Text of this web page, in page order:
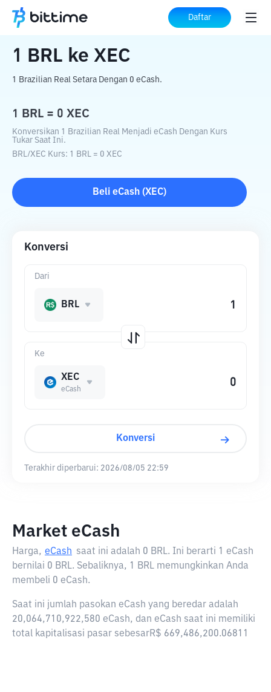
Daftar
Beranda Konverter Kripto ke XEC
1 BRL ke XEC
1 Brazilian Real Setara Dengan 0 eCash.
1 BRL = 0 XEC
Konversikan 1 Brazilian Real Menjadi eCash Dengan Kurs
Tukar Saat Ini.
BRL/XEC Kurs: 1 BRL = 0 XEC
Beli eCash (XEC)
Konversi
Ke
XEC
eCash
Dari
BRL
Konversi
Terakhir diperbarui: 2026/08/05 22:59
Market eCash
Harga, eCash saat ini adalah 0 BRL. Ini berarti 1 eCash
bernilai 0 BRL. Sebaliknya, 1 BRL memungkinkan Anda
membeli 0 eCash.
Saat ini jumlah pasokan eCash yang beredar adalah
20,064,710,922,580 eCash, dan eCash saat ini memiliki
total kapitalisasi pasar sebesarR$ 669,486,200.06811